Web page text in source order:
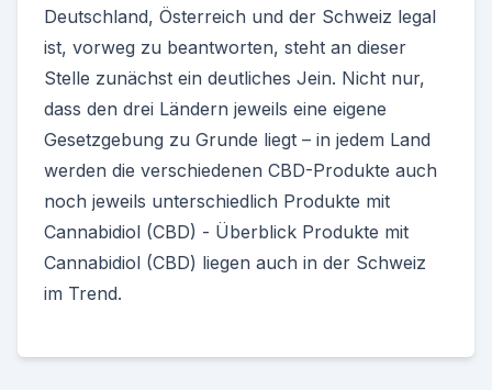
Deutschland, Österreich und der Schweiz legal
ist, vorweg zu beantworten, steht an dieser
Stelle zunächst ein deutliches Jein. Nicht nur,
dass den drei Ländern jeweils eine eigene
Gesetzgebung zu Grunde liegt – in jedem Land
werden die verschiedenen CBD-Produkte auch
noch jeweils unterschiedlich Produkte mit
Cannabidiol (CBD) - Überblick Produkte mit
Cannabidiol (CBD) liegen auch in der Schweiz
im Trend.